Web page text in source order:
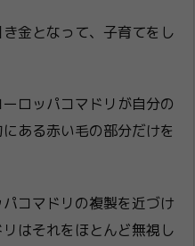
き金となって、子育てをし
ロッパコマドリが自分の
ある赤い毛の部分だけを
コマドリの複製を近づけ
はそれをほとんど無視し